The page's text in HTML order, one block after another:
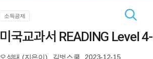
소득공제
미국교과서 READING Level
오석태 (지은이) 길벗스쿨 2023-12-15